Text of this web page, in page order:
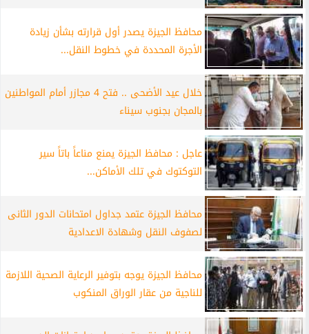
محافظ الجيزة يصدر أول قرارته بشأن زيادة
الأجرة المحددة في خطوط النقل...
خلال عيد الأضحى .. فتح 4 مجازر أمام المواطنين
بالمجان بجنوب سيناء
عاجل : محافظ الجيزة يمنع مناعاً باتاً سير
التوكتوك في تلك الأماكن...
محافظ الجيزة عتمد جداول امتحانات الدور الثانى
لصفوف النقل وشهادة الاعدادية
محافظ الجيزة يوجه بتوفير الرعاية الصحية اللازمة
للناجية من عقار الوراق المنكوب